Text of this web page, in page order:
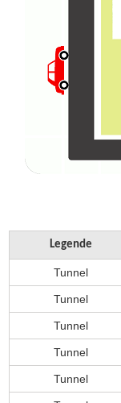
Legende
Tunnel
Tunnel
Tunnel
Tunnel
Tunnel